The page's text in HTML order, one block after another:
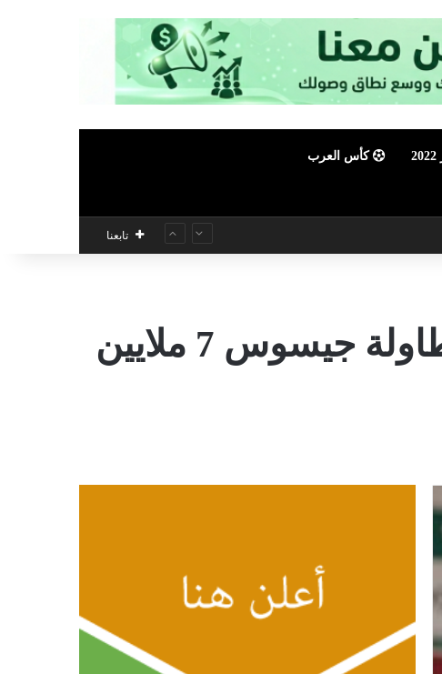
كأس العرب
تابعنا
الصحافة البرتغالية: الهلال السعودي يضع على طاولة جيسوس 7 ملايين